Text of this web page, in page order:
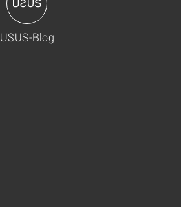
USUS-Blog